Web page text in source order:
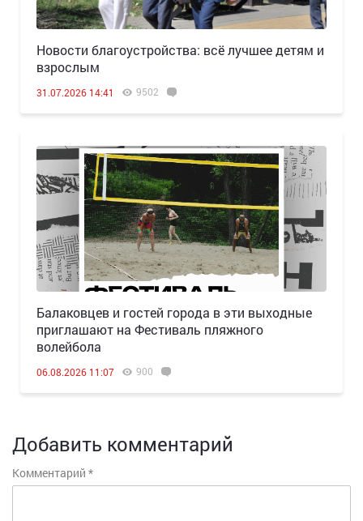
Новости благоустройства: всё лучшее детям и
взрослым
31.07.2026 14:41 9502
Балаковцев и гостей города в эти выходные
приглашают на Фестиваль пляжного
волейбола
06.08.2026 11:07 900
Добавить комментарий
Комментарий *